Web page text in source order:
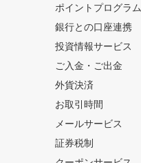
ポイントプログラム
銀行との口座連携
投資情報サービス
ご入金・ご出金
外貨決済
お取引時間
メールサービス
証券税制